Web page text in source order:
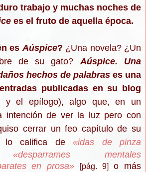
trabajo y muchas noches de
es el fruto de aquella época.
esAúspice? ¿Una novela? ¿Un
de su gato?Aúspice. Una
hechos de palabras es una
publicadas en su blog
y el epílogo), algo que, en un
intención de ver la luz pero con
cerrar un feo capítulo de su
lo califica de «idas de pinza
«desparrames mentales
en prosa» [pág. 9]o más